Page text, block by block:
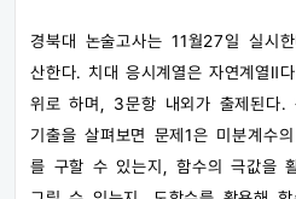
경북대 논술고사는 11월27일 실시
산한다. 치대 응시계열은 자연계열Ⅱ
위로 하며, 3문항 내외가 출제된다.
기출을 살펴보면 문제1은 미분계수
를 구할 수 있는지, 함수의 극값을